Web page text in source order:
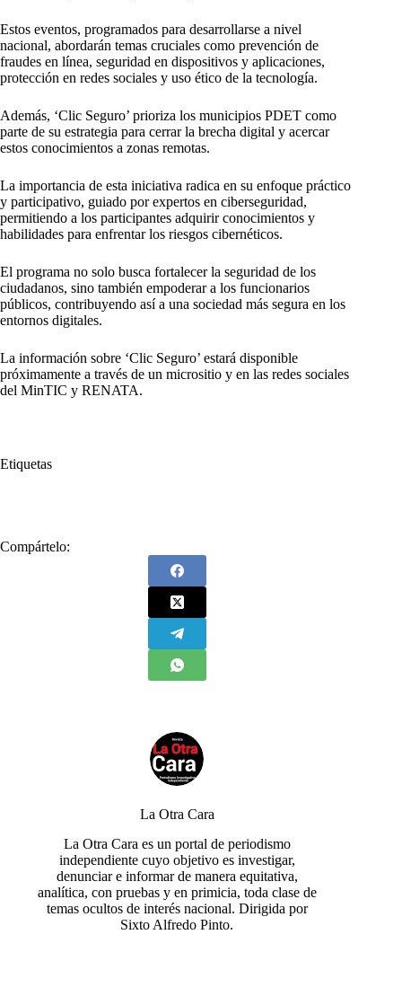
Estos eventos, programados para desarrollarse a nivel
nacional, abordarán temas cruciales como prevención de
fraudes en línea, seguridad en dispositivos y aplicaciones,
protección en redes sociales y uso ético de la tecnología.
Además, ‘Clic Seguro’ prioriza los municipios PDET como
parte de su estrategia para cerrar la brecha digital y acercar
estos conocimientos a zonas remotas.
La importancia de esta iniciativa radica en su enfoque práctico
y participativo, guiado por expertos en ciberseguridad,
permitiendo a los participantes adquirir conocimientos y
habilidades para enfrentar los riesgos cibernéticos.
El programa no solo busca fortalecer la seguridad de los
ciudadanos, sino también empoderar a los funcionarios
públicos, contribuyendo así a una sociedad más segura en los
entornos digitales.
La información sobre ‘Clic Seguro’ estará disponible
próximamente a través de un micrositio y en las redes sociales
del MinTIC y RENATA.
Etiquetas
Compártelo:
La Otra Cara
La Otra Cara es un portal de periodismo
independiente cuyo objetivo es investigar,
denunciar e informar de manera equitativa,
analítica, con pruebas y en primicia, toda clase de
temas ocultos de interés nacional. Dirigida por
Sixto Alfredo Pinto.